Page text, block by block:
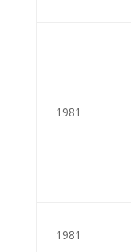
1981
1981